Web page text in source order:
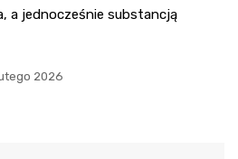
a jednocześnie substancją
2026